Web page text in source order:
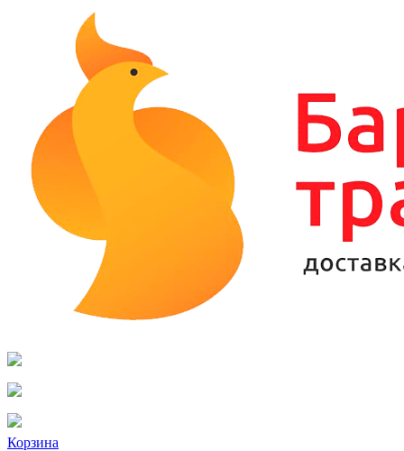
Корзина